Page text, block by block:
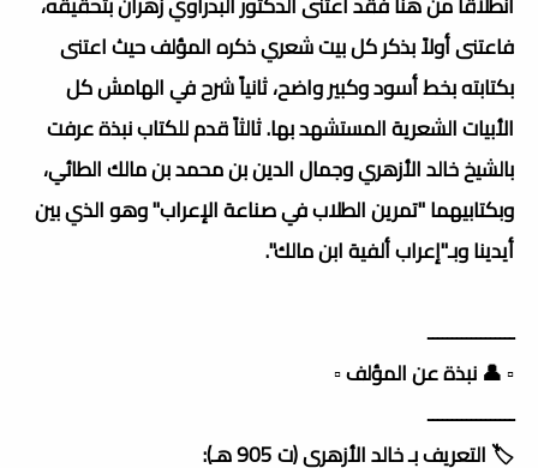
فاعتنى أولاً بذكر كل بيت شعري ذكره المؤلف حيث اعتنى
بكتابته بخط أسود وكبير واضح، ثانياً شرح في الهامش كل
الأبيات الشعرية المستشهد بها. ثالثاً قدم للكتاب نبذة عرفت
بالشيخ خالد الأزهري وجمال الدين بن محمد بن مالك الطائي،
وبكتابيهما "تمرين الطلاب في صناعة الإعراب" وهو الذي بين
أيدينا وبـ"إعراب ألفية ابن مالك".
ــــــــــــــــــ
▫️ 👤 نبذة عن المؤلف ▫️
ــــــــــــــــــ
🏷️ التعريف بـ خالد الأزهري (ت 905 هـ):